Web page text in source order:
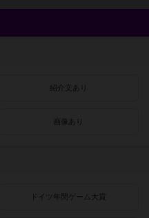
紹介文あり
画像あり
ドイツ年間ゲーム大賞